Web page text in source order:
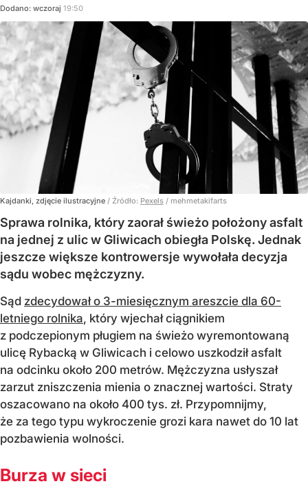
Dodano: wczoraj 19:50
Kajdanki, zdjęcie ilustracyjne / Źródło: Pexels / mehmetakifarts
Sprawa rolnika, który zaorał świeżo położony asfalt
na jednej z ulic w Gliwicach obiegła Polskę. Jednak
jeszcze większe kontrowersje wywołała decyzja
sądu wobec mężczyzny.
Sąd zdecydował o 3-miesięcznym areszcie dla 60-
letniego rolnika, który wjechał ciągnikiem
z podczepionym pługiem na świeżo wyremontowaną
ulicę Rybacką w Gliwicach i celowo uszkodził asfalt
na odcinku około 200 metrów. Mężczyzna usłyszał
zarzut zniszczenia mienia o znacznej wartości. Straty
oszacowano na około 400 tys. zł. Przypomnijmy,
że za tego typu wykroczenie grozi kara nawet do 10 lat
pozbawienia wolności.
Burza w sieci